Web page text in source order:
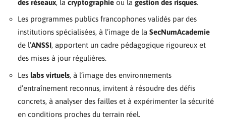
des réseaux, la cryptographie ou la gestion des risques.
Les programmes publics francophones validés par des
institutions spécialisées, à l’image de la SecNumAcademie
de l’ANSSI, apportent un cadre pédagogique rigoureux et
des mises à jour régulières.
Les labs virtuels, à l’image des environnements
d’entraînement reconnus, invitent à résoudre des défis
concrets, à analyser des failles et à expérimenter la sécurité
en conditions proches du terrain réel.